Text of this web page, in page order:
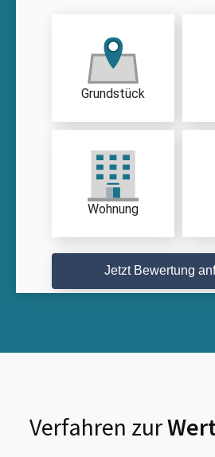
Grundstück
Wohnung
Jetzt Bewertung
Verfahren zur